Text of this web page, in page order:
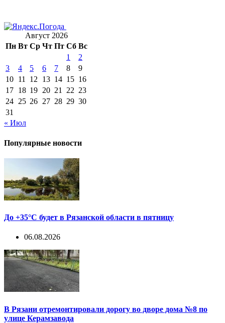
Август 2026
Пн Вт Ср Чт Пт Сб Вс
1
2
3
4 5 6 7 8
9
10 11 12 13 14 15 16
17 18 19 20 21 22 23
24 25 26 27 28 29 30
31
« Июл
Популярные новости
До +35°С будет в Рязанской области в пятницу
06.08.2026
В Рязани отремонтировали дорогу во дворе дома №8 по
улице Керамзавода